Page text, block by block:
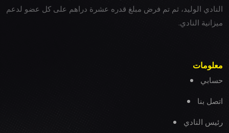
النادي الوليد، ثم تم فرض مبلغ قدره عشرة دراهم على كل عضو لدعم
ميزانية النادي.
معلومات
حسابي
اتصل بنا
رئيس النادي